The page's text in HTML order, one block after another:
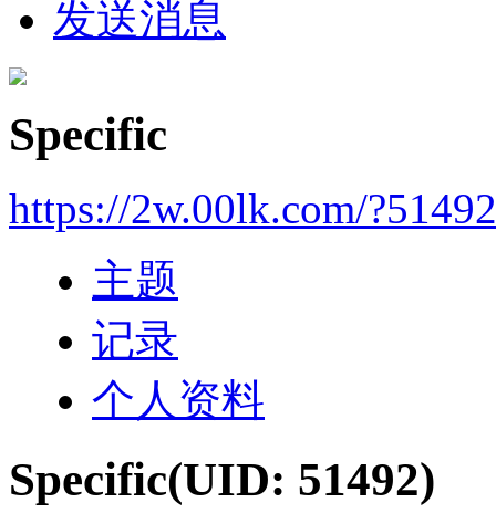
发送消息
Specific
https://2w.00lk.com/?51492
主题
记录
个人资料
Specific(UID: 51492)